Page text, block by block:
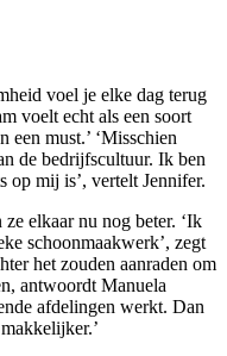
voel je elke dag terug
voelt echt als een soort
must.’ ‘Misschien
de bedrijfscultuur. Ik ben
op mij is’, vertelt Jennifer.
elkaar nu nog beter. ‘Ik
schoonmaakwerk’, zegt
het zouden aanraden om
antwoordt Manuela
afdelingen werkt. Dan